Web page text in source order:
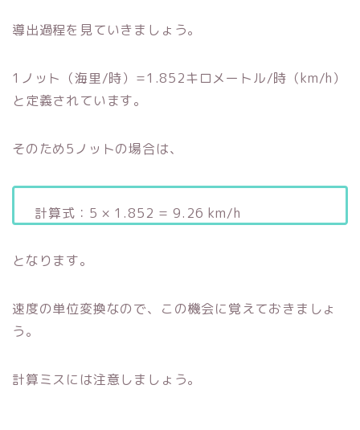
導出過程を見ていきましょう。
1ノット（海里/時）=1.852キロメートル/時（km/h）
と定義されています。
そのため5ノットの場合は、
計算式：5 × 1.852 = 9.26 km/h
となります。
速度の単位変換なので、この機会に覚えておきましょ
う。
計算ミスには注意しましょう。